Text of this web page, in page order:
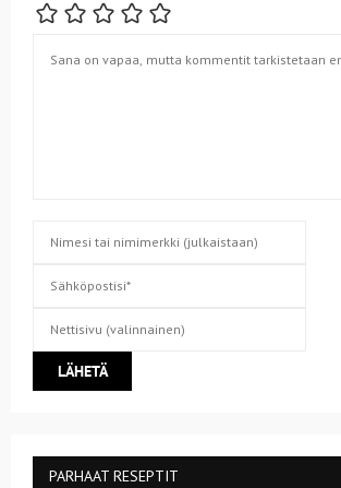
PARHAAT RESEPTIT